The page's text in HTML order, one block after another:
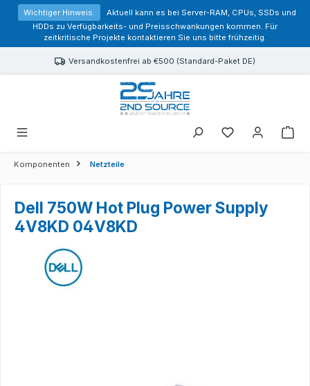
springen
Wichtiger Hinweis:
Aktuell kann es bei Server-RAM, CPUs, SSDs und
HDDs zu Verfügbarkeits- und Preisschwankungen kommen. Für
zeitkritische Projekte kontaktieren Sie uns bitte frühzeitig.
Versandkostenfrei ab €500 (Standard-Paket DE)
Sie haben 0
Komponenten Netzteile
Dell 750W Hot Plug Power Supply
4V8KD 04V8KD